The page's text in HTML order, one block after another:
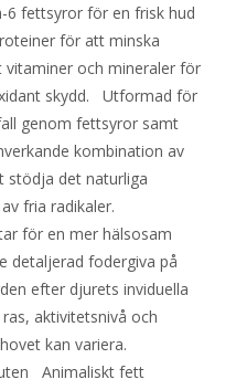
6 fettsyror för en frisk hud
för att minska
och mineraler för
skydd. Utformad för
genom fettsyror samt
kombination av
stödja det naturliga
fria radikaler.
för en mer hälsosam
detaljerad fodergiva på
efter djurets inviduella
aktivitetsnivå och
kan variera.
Animaliskt fett